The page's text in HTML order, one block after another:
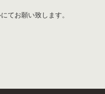
てお願い致します。